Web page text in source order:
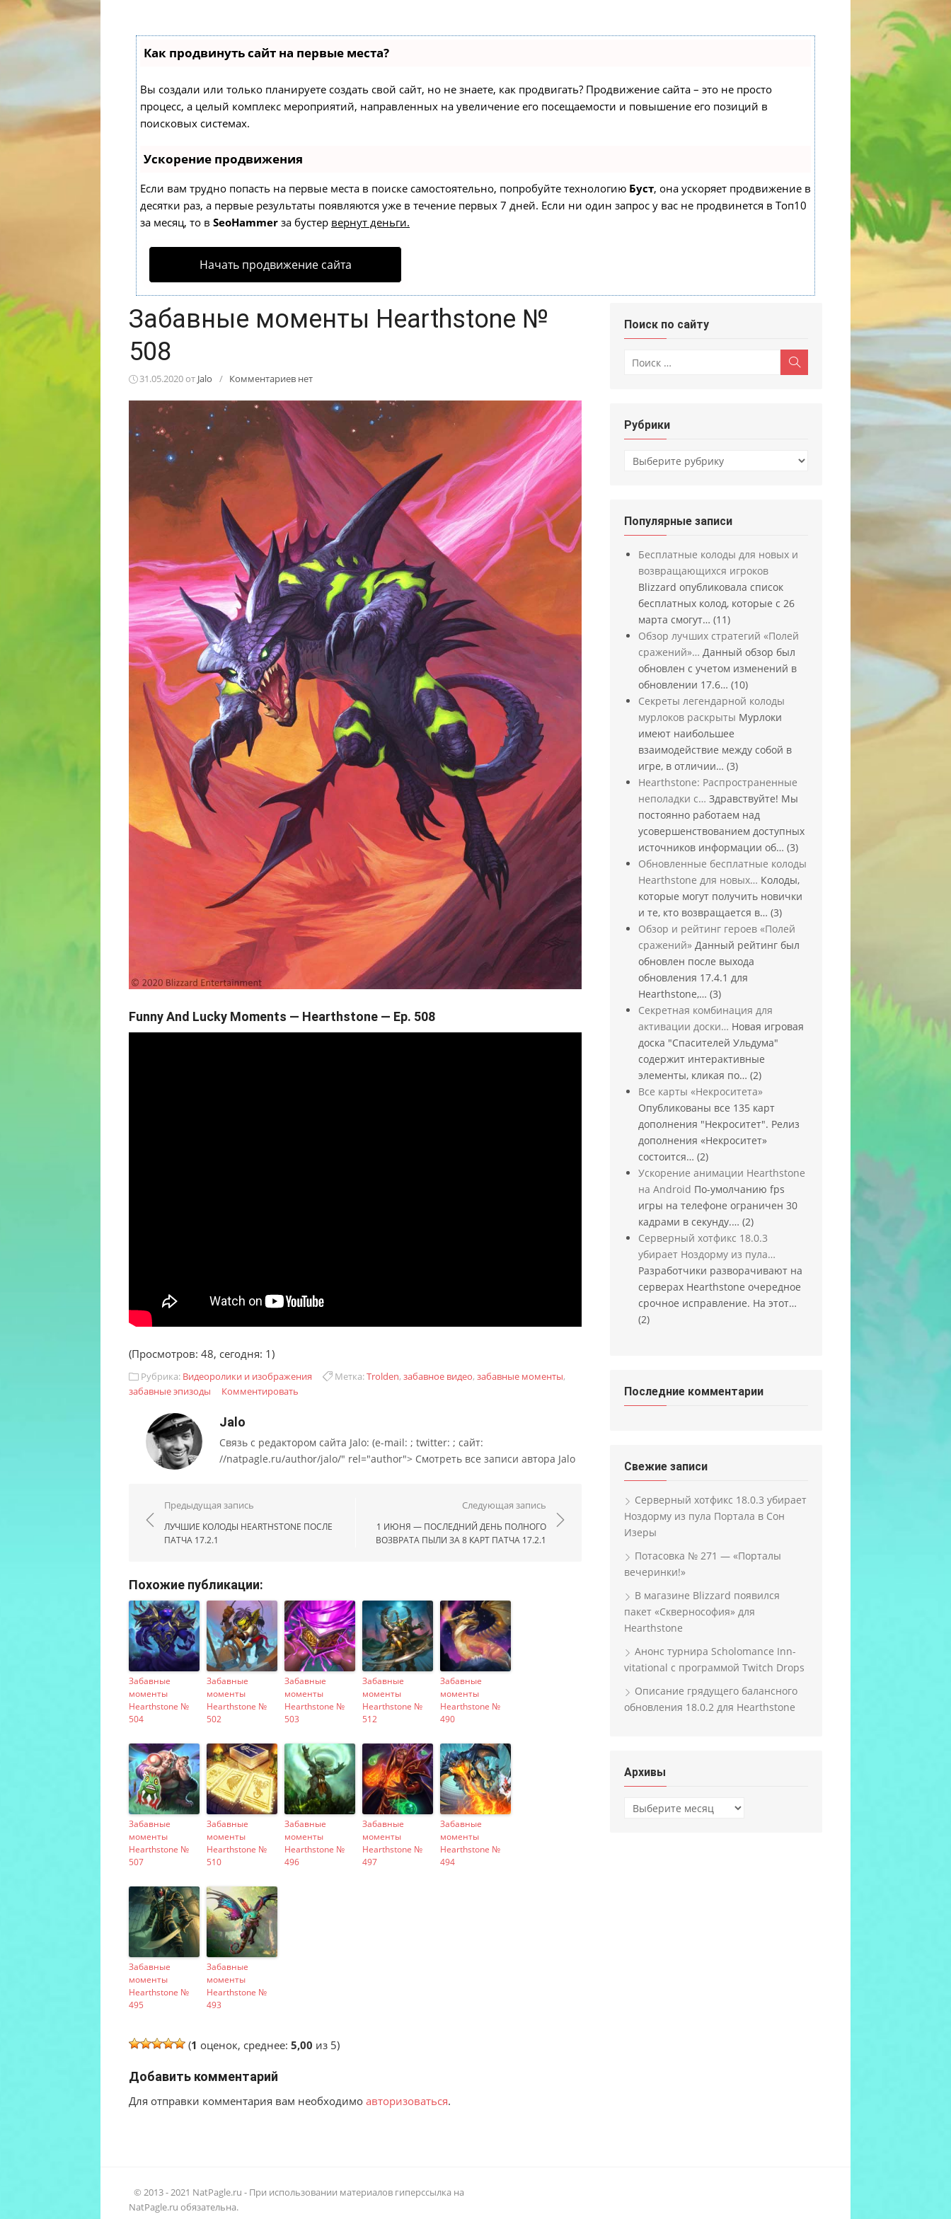
Как продвинуть сайт на первые места?
Вы создали или только планируете создать свой сайт, но не знаете, как продвигать? Продвижение сайта – это не просто
процесс, а целый комплекс мероприятий, направленных на увеличение его посещаемости и повышение его позиций в
поисковых системах.
Ускорение продвижения
Если вам трудно попасть на первые места в поиске самостоятельно, попробуйте технологию Буст, она ускоряет продвижение в
десятки раз, а первые результаты появляются уже в течение первых 7 дней. Если ни один запрос у вас не продвинется в Топ10
за месяц, то в SeoHammer за бустер вернут деньги.
Начать продвижение сайта
Забавные моменты Hearthstone №
508
31.05.2020от Jalo / Комментариев нет
Funny And Lucky Moments — Hearthstone — Ep. 508
(Просмотров: 48, сегодня: 1)
Рубрика: Видеоролики и изображения Метка:Trolden, забавное видео, забавные моменты,
забавные эпизоды
Комментировать
Jalo
Связь с редактором сайта Jalo: (e-mail: ; twitter: ; сайт:
//natpagle.ru/author/jalo/" rel="author"> Смотреть все записи автора Jalo
Навигация по записям
Предыдущая запись
ЛУЧШИЕ КОЛОДЫ HEARTHSTONE ПОСЛЕ
ПАТЧА 17.2.1
Следующая запись
1 ИЮНЯ — ПОСЛЕДНИЙ ДЕНЬ ПОЛНОГО
ВОЗВРАТА ПЫЛИ ЗА 8 КАРТ ПАТЧА 17.2.1
Похожие публикации:
Забавные
моменты
Hearthstone №
504
Забавные
моменты
Hearthstone №
502
Забавные
моменты
Hearthstone №
503
Забавные
моменты
Hearthstone №
512
Забавные
моменты
Hearthstone №
490
Забавные
моменты
Hearthstone №
507
Забавные
моменты
Hearthstone №
510
Забавные
моменты
Hearthstone №
496
Забавные
моменты
Hearthstone №
497
Забавные
моменты
Hearthstone №
494
Забавные
моменты
Hearthstone №
495
Забавные
моменты
Hearthstone №
493
(1 оценок, среднее: 5,00 из 5)
Добавить комментарий
Для отправки комментария вам необходимо авторизоваться.
Поиск по сайту
Рубрики
Рубрики
Популярные записи
Бесплатные колоды для новых и
возвращающихся игроков
Blizzard опубликовала список
бесплатных колод, которые с 26
марта смогут… (11)
Обзор лучших стратегий «Полей
сражений»… Данный обзор был
обновлен с учетом изменений в
обновлении 17.6… (10)
Секреты легендарной колоды
мурлоков раскрыты Мурлоки
имеют наибольшее
взаимодействие между собой в
игре, в отличии… (3)
Hearthstone: Распространенные
неполадки с… Здравствуйте! Мы
постоянно работаем над
усовершенствованием доступных
источников информации об… (3)
Обновленные бесплатные колоды
Hearthstone для новых… Колоды,
которые могут получить новички
и те, кто возвращается в… (3)
Обзор и рейтинг героев «Полей
сражений» Данный рейтинг был
обновлен после выхода
обновления 17.4.1 для
Hearthstone,… (3)
Секретная комбинация для
активации доски… Новая игровая
доска "Спасителей Ульдума"
содержит интерактивные
элементы, кликая по… (2)
Все карты «Некроситета»
Опубликованы все 135 карт
дополнения "Некроситет". Релиз
дополнения «Некроситет»
состоится… (2)
Ускорение анимации Hearthstone
на Android По-умолчанию fps
игры на телефоне ограничен 30
кадрами в секунду.… (2)
Серверный хотфикс 18.0.3
убирает Ноздорму из пула…
Разработчики разворачивают на
серверах Hearthstone очередное
срочное исправление. На этот…
(2)
Последние комментарии
Свежие записи
Серверный хотфикс 18.0.3 убирает
Ноздорму из пула Портала в Сон
Изеры
Потасовка № 271 — «Порталы
вечеринки!»
В магазине Blizzard появился
пакет «Сквернософия» для
Hearthstone
Анонс турнира Scholomance Inn-
vitational с программой Twitch Drops
Описание грядущего балансного
обновления 18.0.2 для Hearthstone
Архивы
Архивы
© 2013 - 2021 NatPagle.ru - При использовании материалов гиперссылка на
NatPagle.ru обязательна.